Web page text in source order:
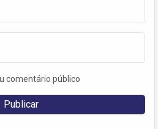
comentário público